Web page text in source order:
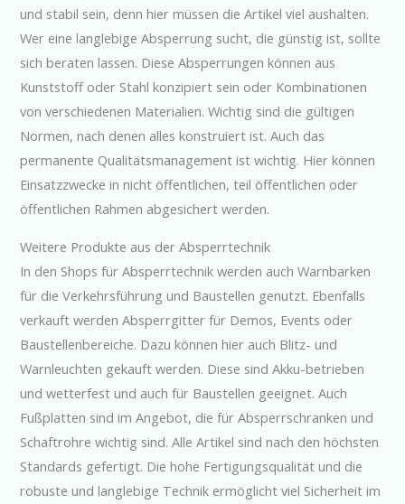
und stabil sein, denn hier müssen die Artikel viel aushalten.
Wer eine langlebige Absperrung sucht, die günstig ist, sollte
sich beraten lassen. Diese Absperrungen können aus
Kunststoff oder Stahl konzipiert sein oder Kombinationen
von verschiedenen Materialien. Wichtig sind die gültigen
Normen, nach denen alles konstruiert ist. Auch das
permanente Qualitätsmanagement ist wichtig. Hier können
Einsatzzwecke in nicht öffentlichen, teil öffentlichen oder
öffentlichen Rahmen abgesichert werden.
Weitere Produkte aus der Absperrtechnik
In den Shops für Absperrtechnik werden auch Warnbarken
für die Verkehrsführung und Baustellen genutzt. Ebenfalls
verkauft werden Absperrgitter für Demos, Events oder
Baustellenbereiche. Dazu können hier auch Blitz- und
Warnleuchten gekauft werden. Diese sind Akku-betrieben
und wetterfest und auch für Baustellen geeignet. Auch
Fußplatten sind im Angebot, die für Absperrschranken und
Schaftrohre wichtig sind. Alle Artikel sind nach den höchsten
Standards gefertigt. Die hohe Fertigungsqualität und die
robuste und langlebige Technik ermöglicht viel Sicherheit im